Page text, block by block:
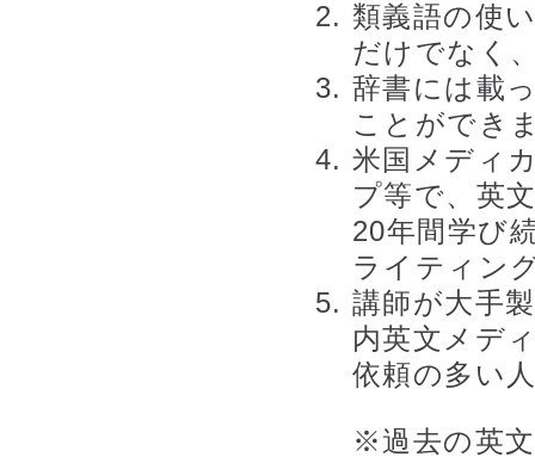
類義語の使
だけでなく
辞書には載
ことができ
米国メディ
プ等で、英
20年間学び
ライティン
講師が大手
内英文メデ
依頼の多い
※過去の英